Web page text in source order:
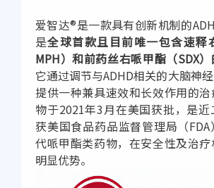
爱智达®是一款具有创新机制的
是全球首款且目前唯一包含速释
MPH）和前药丝右哌甲酯（SDX
它通过调节与ADHD相关的大脑神
提供一种兼具速效和长效作用的
物于2021年3月在美国获批，是
获美国食品药品监督管理局（
代哌甲酯类药物，在安全性及治
明显优势。